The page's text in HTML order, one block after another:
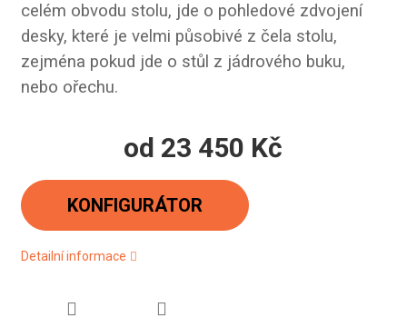
celém obvodu stolu, jde o pohledové zdvojení
desky, které je velmi působivé z čela stolu,
zejména pokud jde o stůl z jádrového buku,
nebo ořechu.
od 23 450 Kč
Měrná
cena:
KONFIGURÁTOR
Detailní informace